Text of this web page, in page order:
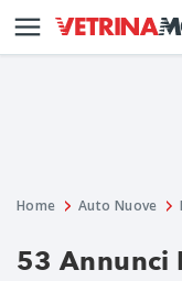
Home Auto Nuove
53 Annunci